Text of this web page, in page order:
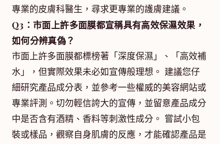
專業的皮膚科醫生，尋求更專業的護膚建議。
Q3：市面上許多面膜都宣稱具有高效保濕效果，
如何分辨真偽？
市面上許多面膜都標榜著「深度保濕」、「高效補
水」，但實際效果未必如宣傳般理想。 建議您仔
細研究產品成分表，並參考一些權威的美容網站或
專業評測。切勿輕信誇大的宣傳，並留意產品成分
中是否含有酒精、香料等刺激性成分。 嘗試小包
裝或樣品，觀察自身肌膚的反應，才能確認產品是